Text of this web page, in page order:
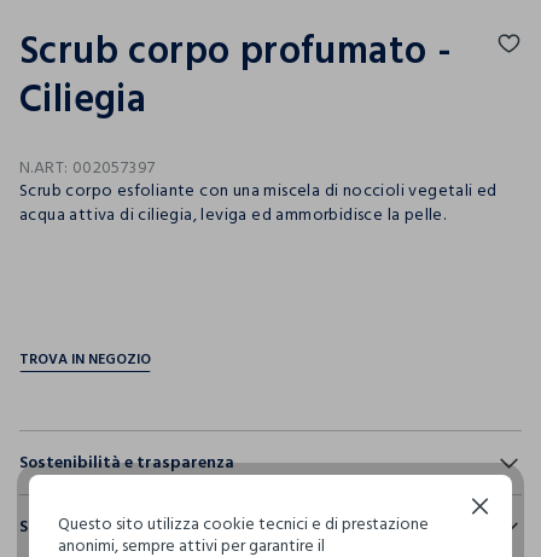
Scrub corpo profumato -
Ciliegia
N.ART: 002057397
Scrub corpo esfoliante con una miscela di noccioli vegetali ed
acqua attiva di ciliegia, leviga ed ammorbidisce la pelle.
Sostenibilità e trasparenza
Il 100% dei nostri articoli viene sottoposto a test chimico-
Spedizione e resi
Questo sito utilizza cookie tecnici e di prestazione
anonimi, sempre attivi per garantire il
Continua senza accettare